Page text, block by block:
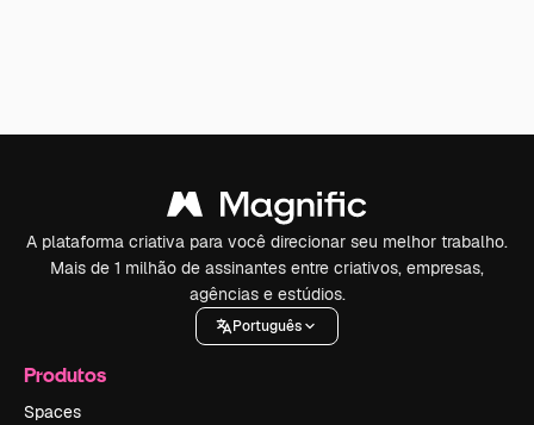
A plataforma criativa para você direcionar seu melhor trabalho.
Mais de 1 milhão de assinantes entre criativos, empresas,
agências e estúdios.
Português
Produtos
Spaces